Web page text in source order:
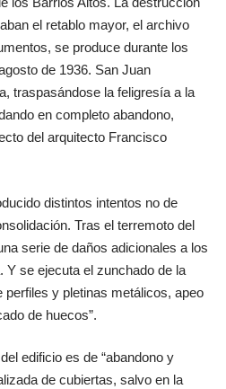
el retablo mayor, el archivo
se produce durante los
de 1936. San Juan
traspasándose la feligresía a la
en completo abandono,
del arquitecto Francisco
distintos intentos no de
Tras el terremoto del
serie de daños adicionales a los
Y se ejecuta el zunchado de la
perfiles y pletinas metálicos, apeo
de huecos”.
edificio es de “abandono y
de cubiertas, salvo en la